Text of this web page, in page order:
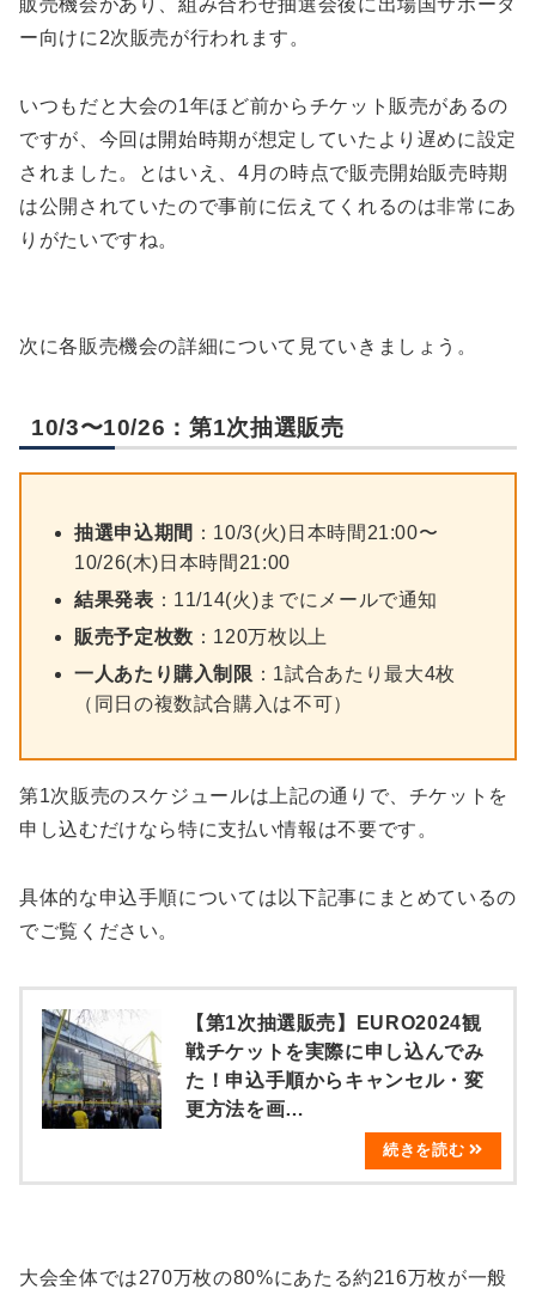
販売機会があり、組み合わせ抽選会後に出場国サポータ
ー向けに2次販売が行われます。
いつもだと大会の1年ほど前からチケット販売があるの
ですが、今回は開始時期が想定していたより遅めに設定
されました。とはいえ、4月の時点で販売開始販売時期
は公開されていたので事前に伝えてくれるのは非常にあ
りがたいですね。
次に各販売機会の詳細について見ていきましょう。
10/3〜10/26：第1次抽選販売
抽選申込期間 ：10/3(火)日本時間21:00〜
10/26(木)日本時間21:00
結果発表 ：11/14(火)までにメールで通知
販売予定枚数 ：120万枚以上
一人あたり購入制限 ：1試合あたり最大4枚
（同日の複数試合購入は不可）
第1次販売のスケジュールは上記の通りで、チケットを
申し込むだけなら特に支払い情報は不要です。
具体的な申込手順については以下記事にまとめているの
でご覧ください。
【第1次抽選販売】EURO2024観
戦チケットを実際に申し込んでみ
た！申込手順からキャンセル・変
更方法を画…
大会全体では270万枚の80%にあたる約216万枚が一般